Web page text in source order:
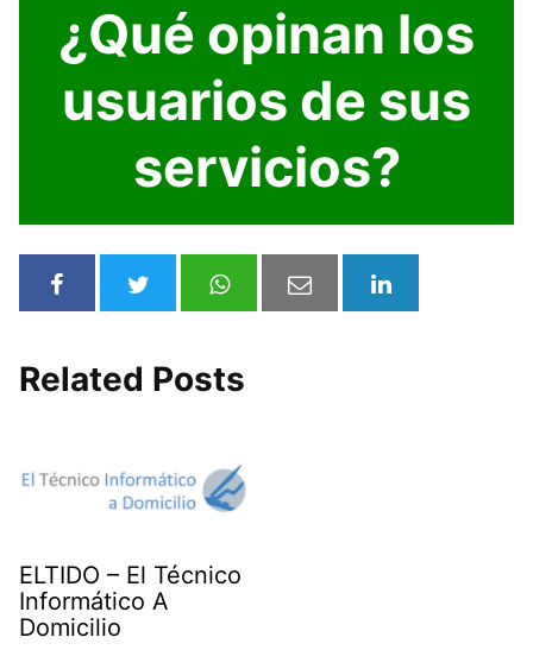
¿Qué opinan los
usuarios de sus
servicios?
Related Posts
ELTIDO – El Técnico
Informático A
Domicilio